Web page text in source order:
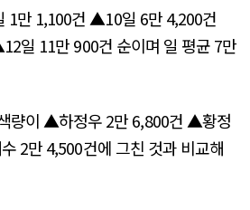
1만 1,100건 ▲10일 6만 4,200건
일 11만 900건 순이며 일 평균 7만
량이 ▲하정우 2만 6,800건 ▲황정
2만 4,500건에 그친 것과 비교해